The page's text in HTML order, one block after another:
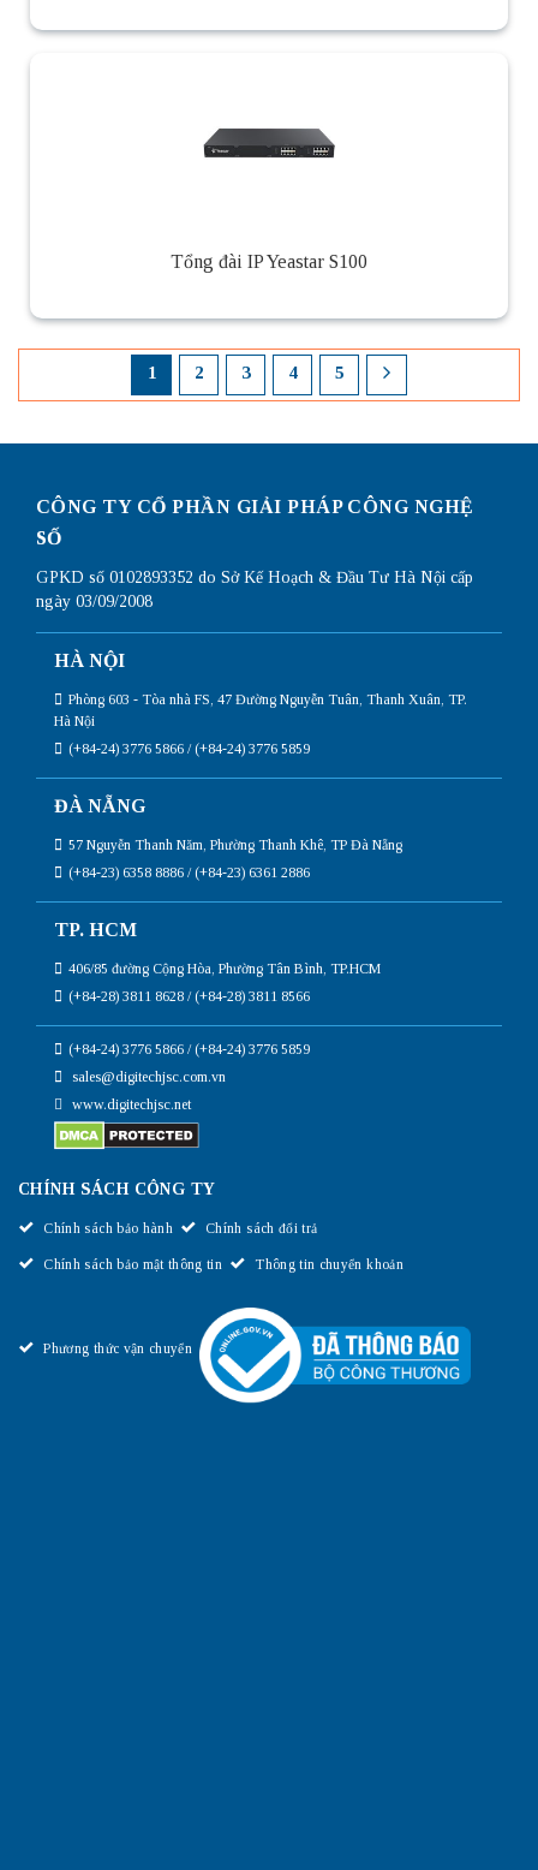
Tổng đài IP Yeastar S100
1 2 3 4 5
CÔNG TY CỔ PHẦN GIẢI PHÁP CÔNG NGHỆ
SỐ
GPKD số 0102893352 do Sở Kế Hoạch & Đầu Tư Hà Nội cấp
ngày 03/09/2008
HÀ NỘI
Phòng 603 - Tòa nhà FS, 47 Đường Nguyễn Tuân, Thanh Xuân, TP.
Hà Nội
(+84-24) 3776 5866 / (+84-24) 3776 5859
ĐÀ NẴNG
57 Nguyễn Thanh Năm, Phường Thanh Khê, TP Đà Nẵng
(+84-23) 6358 8886 / (+84-23) 6361 2886
TP. HCM
406/85 đường Cộng Hòa, Phường Tân Bình, TP.HCM
(+84-28) 3811 8628 / (+84-28) 3811 8566
(+84-24) 3776 5866 / (+84-24) 3776 5859
sales@digitechjsc.com.vn
www.digitechjsc.net
CHÍNH SÁCH CÔNG TY
Chính sách bảo hành Chính sách đổi trả
Chính sách bảo mật thông tin Thông tin chuyển khoản
Phương thức vận chuyển